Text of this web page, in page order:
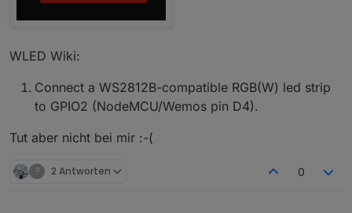
WLED Wiki:
Connect a WS2812B-compatible RGB(W) led strip
to GPIO2 (NodeMCU/Wemos pin D4).
Tut aber nicht bei mir :-(
? 2 Antworten 0